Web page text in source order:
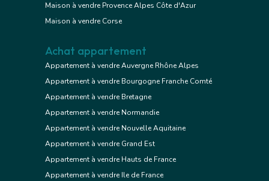
Maison à vendre Provence Alpes Côte d'Azur
Maison à vendre Corse
Achat appartement
Appartement à vendre Auvergne Rhône Alpes
Appartement à vendre Bourgogne Franche Comté
Appartement à vendre Bretagne
Appartement à vendre Normandie
Appartement à vendre Nouvelle Aquitaine
Appartement à vendre Grand Est
Appartement à vendre Hauts de France
Appartement à vendre Ile de France